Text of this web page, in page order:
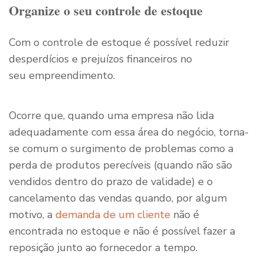
Organize o seu controle de estoque
Com o controle de estoque é possível reduzir
desperdícios e prejuízos financeiros no
seu empreendimento.
Ocorre que, quando uma empresa não lida
adequadamente com essa área do negócio, torna-
se comum o surgimento de problemas como a
perda de produtos perecíveis (quando não são
vendidos dentro do prazo de validade) e o
cancelamento das vendas quando, por algum
motivo, a demanda de um cliente não é
encontrada no estoque e não é possível fazer a
reposição junto ao fornecedor a tempo.